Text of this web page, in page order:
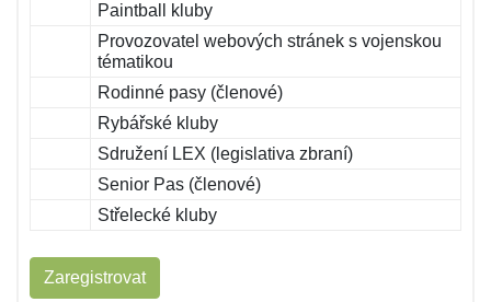
Paintball kluby
Provozovatel webových stránek s vojenskou
tématikou
Rodinné pasy (členové)
Rybářské kluby
Sdružení LEX (legislativa zbraní)
Senior Pas (členové)
Střelecké kluby
Zaregistrovat